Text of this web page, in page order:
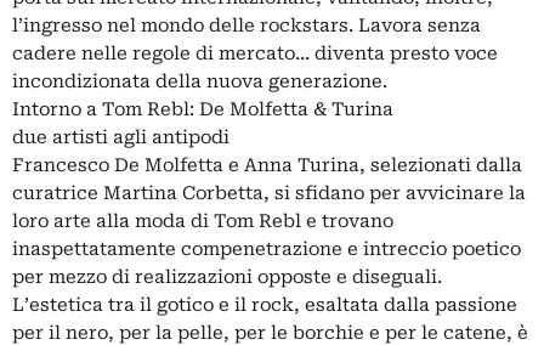
l’ingresso nel mondo delle rockstars. Lavora senza
cadere nelle regole di mercato… diventa presto voce
incondizionata della nuova generazione.
Intorno a Tom Rebl: De Molfetta & Turina
due artisti agli antipodi
Francesco De Molfetta e Anna Turina, selezionati dalla
curatrice Martina Corbetta, si sfidano per avvicinare la
loro arte alla moda di Tom Rebl e trovano
inaspettatamente compenetrazione e intreccio poetico
per mezzo di realizzazioni opposte e diseguali.
L’estetica tra il gotico e il rock, esaltata dalla passione
per il nero, per la pelle, per le borchie e per le catene, è